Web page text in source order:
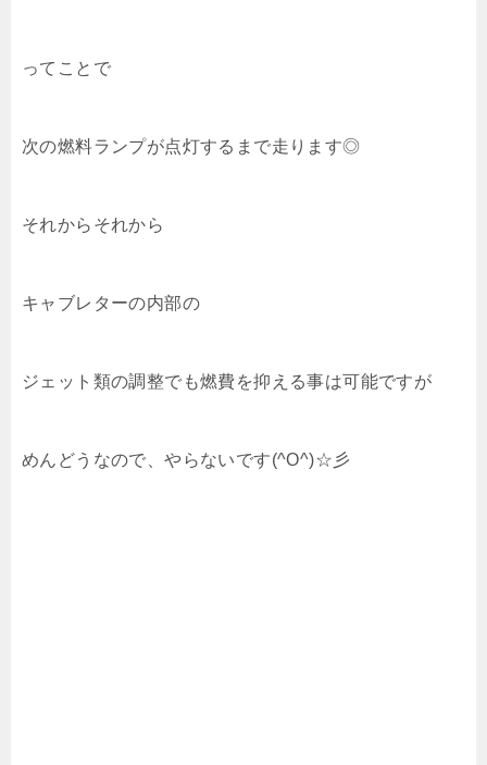
ってことで
次の燃料ランプが点灯するまで走ります◎
それからそれから
キャブレターの内部の
ジェット類の調整でも燃費を抑える事は可能ですが
めんどうなので、やらないです(^O^)☆彡